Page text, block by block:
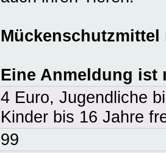
Eine Anmeldung
4 Euro, Jugendliche
Kinder bis 16 Jahre
99